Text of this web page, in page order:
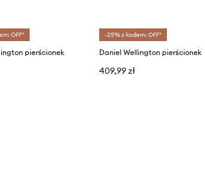
OFF*
pierścionek
-25% z kodem: OFF*
Daniel Wellington pierścionek
409,99 zł